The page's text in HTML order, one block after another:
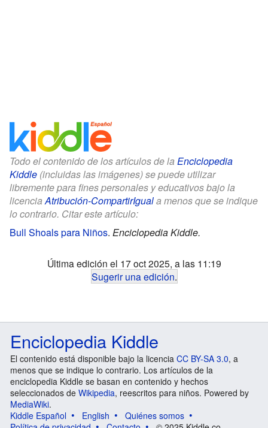
Todo el contenido de los artículos de la Enciclopedia
Kiddle (incluidas las imágenes) se puede utilizar
libremente para fines personales y educativos bajo la
licenciaAtribución-CompartirIguala menos que se indique
lo contrario. Citar este artículo:
Bull Shoals para Niños. Enciclopedia Kiddle.
Última edición el 17 oct 2025, a las 11:19
Sugerir una edición.
Enciclopedia Kiddle
El contenido está disponible bajo la licencia CC BY-SA 3.0, a
menos que se indique lo contrario. Los artículos de la
enciclopedia Kiddle se basan en contenido y hechos
seleccionados de Wikipedia, reescritos para niños. Powered by
MediaWiki.
Kiddle Español
English
Quiénes somos